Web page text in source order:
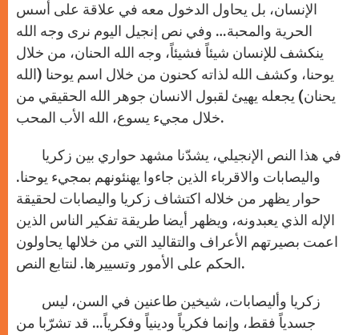
الإنسان، بل يحاول الدخول معه في علاقة على أسس
الحرية والمحبة… وفي نص إنجيل اليوم نرى وجه الله
ينكشف للإنسان شيئاً فشيئاً، وجه الله الحنان، من خلال
يوحنا، وكشف الله لذاته كحنون من خلال اسم يوحنا (الله
يحنان) يجعله يهيئ لقبول الانسان جوهر الله الحقيقي من
خلال مجيء يسوع، الله الأب المحب.
واليصابات والاقرباء الذين جاءوا يهنئونهم بمجيء يوحنا.
حوار يظهر من خلاله اكتشاف زكريا واليصابات لحقيقة
الإله الذي يعبدونه، ويظهر أيضا طريقة تفكير الناس الذين
اعمت بصيرتهم الأعراف والتقاليد التي من خلالها يحاولون
الحكم على الأمور وتسييرها. لنتابع النص.
جسدياً فقط، وإنما فكرياً ودينياً وفكرياً… قد تشرّبا من